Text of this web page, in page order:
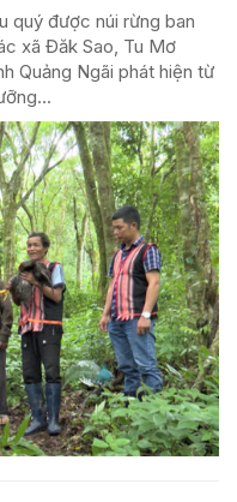
quý được núi rừng ban
xã Đăk Sao, Tu Mơ
Quảng Ngãi phát hiện từ